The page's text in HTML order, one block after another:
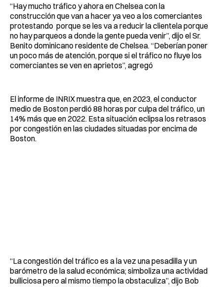
“Hay mucho tráfico y ahora en Chelsea con la
construcción que van a hacer ya veo a los comerciantes
protestando porque se les va a reducir la clientela porque
no hay parqueos a donde la gente pueda venir”, dijo el Sr.
Benito dominicano residente de Chelsea. “Deberían poner
un poco más de atención, porque si el tráfico no fluye los
comerciantes se ven en aprietos”, agregó
El informe de INRIX muestra que, en 2023, el conductor
medio de Boston perdió 88 horas por culpa del tráfico, un
14% más que en 2022. Esta situación eclipsa los retrasos
por congestión en las ciudades situadas por encima de
Boston.
“La congestión del tráfico es a la vez una pesadilla y un
barómetro de la salud económica; simboliza una actividad
bulliciosa pero al mismo tiempo la obstaculiza”, dijo Bob